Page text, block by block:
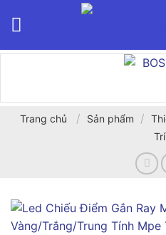
Trang chủ / Sản phẩm /
Trí